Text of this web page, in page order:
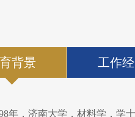
背景 工作
年，济南大学，材料学，学